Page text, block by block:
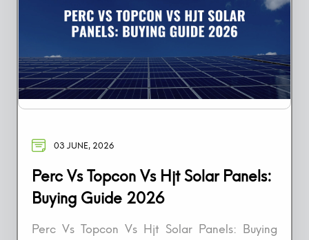
03 JUNE, 2026
Perc Vs Topcon Vs Hjt Solar Panels:
Buying Guide 2026
Perc Vs Topcon Vs Hjt Solar Panels: Buying